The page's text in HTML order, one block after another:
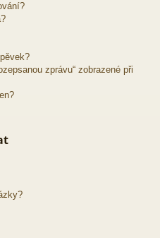
zprávu“ zobrazené při